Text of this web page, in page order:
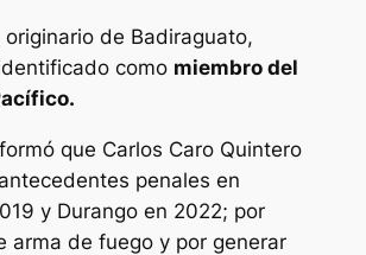
de Badiraguato,
como miembro del
que Carlos Caro Quintero
penales en
y Durango en 2022; por
arma de fuego y por generar